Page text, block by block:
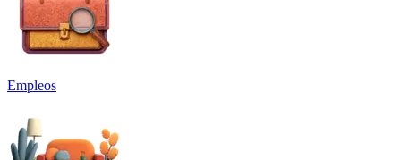
Empleos